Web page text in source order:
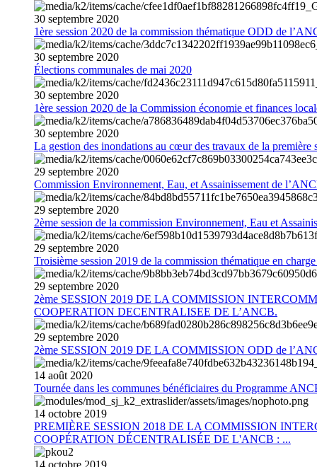
30 septembre 2020
1ère session 2020 de la commission thématique ODD de
30 septembre 2020
Élections communales de mai 2020
30 septembre 2020
1ère session 2020 de la Commission économie et finances
30 septembre 2020
La gestion des inondations au cœur des travaux de la première
29 septembre 2020
Commission Environnement, Eau, et Assainissement de
29 septembre 2020
2ème session de la commission Environnement, Eau et
29 septembre 2020
Troisième session 2019 de la commission thématique en
29 septembre 2020
2ème SESSION 2019 DE LA COMMISSION
COOPERATION DECENTRALISEE DE L’ANCB.
29 septembre 2020
2ème SESSION 2019 DE LA COMMISSION ODD de
14 août 2020
Tournée dans les communes bénéficiaires du Programme
14 octobre 2019
PREMIÈRE SESSION 2018 DE LA COMMISSION
COOPÉRATION DÉCENTRALISÉE DE L'ANCB : ...
14 octobre 2019